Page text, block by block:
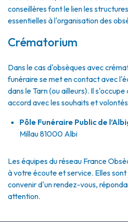
conseillères font le lien les
essentielles à l'organisation des
Crématorium
Dans le cas d'obsèques avec
funéraire se met en contact avec
dans le Tarn (ou ailleurs). Il
accord avec les souhaits et
Pôle Funéraire Public de
Millau 81000 Albi
Les équipes du réseau France
à votre écoute et service. Elles
convenir d'un rendez-vous,
attention.